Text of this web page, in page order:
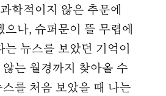
학적이지 않은 추문에
나, 슈퍼문이 뜰 무렵에
뉴스를 보았던 기억이
는 월경까지 찾아올 수
를 처음 보았을 때 나는